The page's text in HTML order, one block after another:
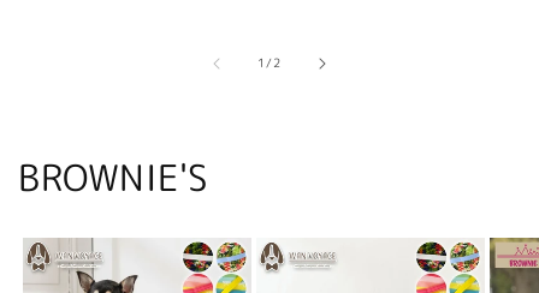
1/の
2
BROWNIE'S